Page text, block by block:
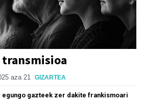
transmisioa
aza 21 GIZARTEA
egungo gazteek zer dakite frankismoari